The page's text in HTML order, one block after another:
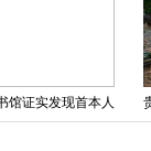
馆证实发现首本人
来自女人背部